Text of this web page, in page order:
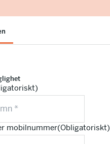
mobilnummer(Obligatoriskt)